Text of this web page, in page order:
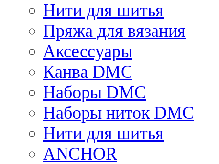
Нити для шитья
Пряжа для вязания
Аксессуары
Канва DMC
Наборы DMC
Наборы ниток DMC
Нити для шитья
ANCHOR